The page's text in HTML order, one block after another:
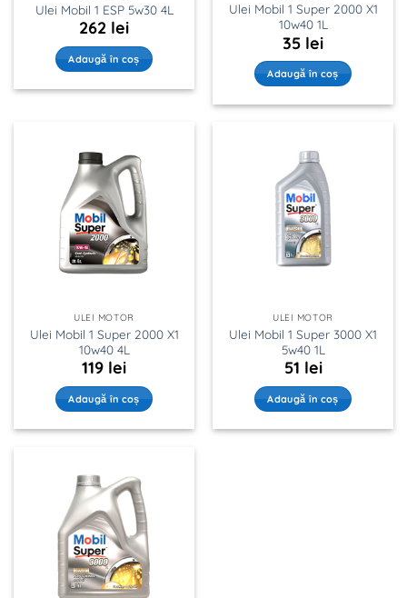
Ulei Mobil 1 ESP 5w30 4L
262 lei
Adaugă în coș
Ulei Mobil 1 Super 2000 X1
10w40 1L
35 lei
Adaugă în coș
ULEI MOTOR
Ulei Mobil 1 Super 2000 X1
10w40 4L
119 lei
Adaugă în coș
ULEI MOTOR
Ulei Mobil 1 Super 3000 X1
5w40 1L
51 lei
Adaugă în coș